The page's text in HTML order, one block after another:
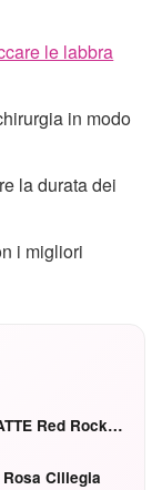
le labbra
in modo
la durata dei
i migliori
MAC M·A·CXIMAL SILKY MATTE Red Rock mat
Ciliegia